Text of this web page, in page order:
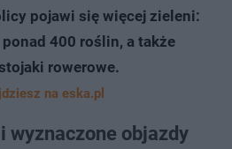
pojawi się więcej zieleni:
400 roślin, a także
rowerowe.
na eska.pl
wyznaczone objazdy